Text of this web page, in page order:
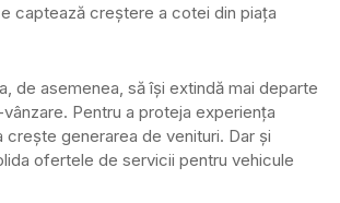
captează creștere a cotei din piața
de asemenea, să își extindă mai departe
Pentru a proteja experiența
crește generarea de venituri. Dar și
ofertele de servicii pentru vehicule